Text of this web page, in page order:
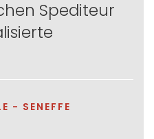
Spediteur
- SENEFFE